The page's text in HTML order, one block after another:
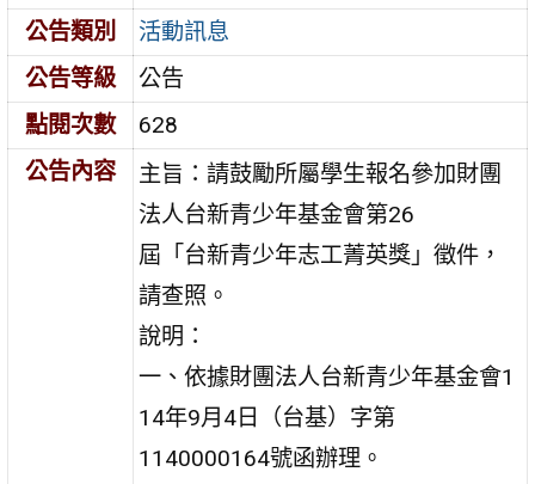
公告類別
活動訊息
公告等級
公告
點閱次數
628
公告內容
主旨：請鼓勵所屬學生報名參加財團
法人台新青少年基金會第26
屆「台新青少年志工菁英獎」徵件，
請查照。
說明：
一、依據財團法人台新青少年基金會1
14年9月4日（台基）字第
1140000164號函辦理。